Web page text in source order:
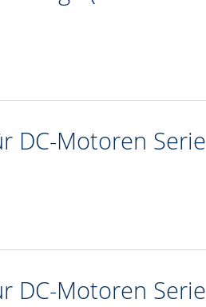
DC-Motoren Serie
DC-Motoren Serie